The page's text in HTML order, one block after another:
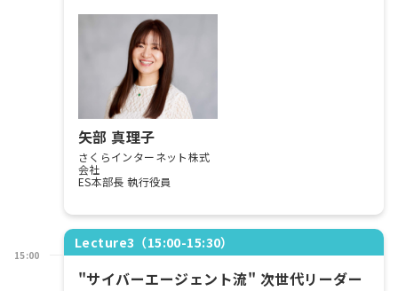
矢部 真理子
さくらインターネット株式
会社
ES本部長 執行役員
15:00
Lecture3（15:00-15:30）
"サイバーエージェント流" 次世代リーダー